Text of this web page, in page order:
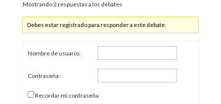
Mostrando 2 respuestas a los debates
Debes estar registrado para responder a este debate.
Nombre de usuario:
Contraseña:
Recordar mi contraseña